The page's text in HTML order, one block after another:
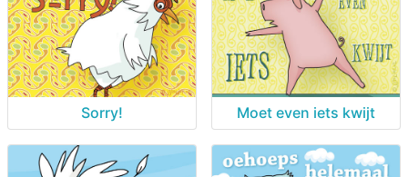
Sorry! Moet even iets kwijt